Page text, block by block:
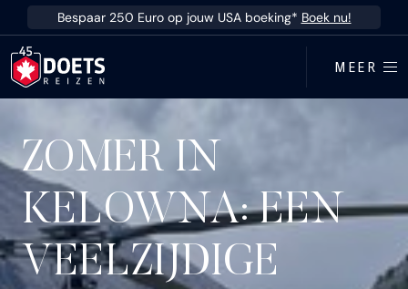
Ga direct naar inhoud
Bespaar 250 Euro op jouw USA boeking* Boek nu!
MEER
ZOMER IN
KELOWNA: EEN
VEELZIJDIGE